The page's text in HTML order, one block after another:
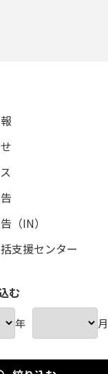
（IN）
支援センター
む
年 月